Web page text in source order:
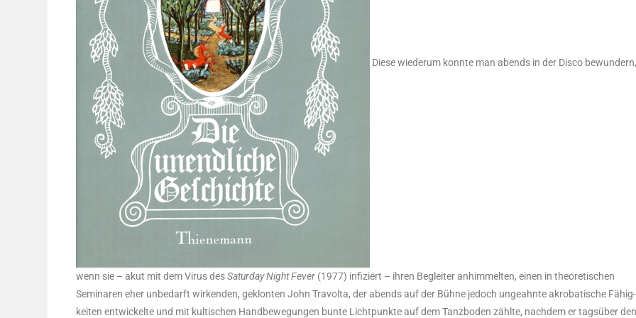
Die­se wie­der­um konn­te man abends in der Dis­co bewun­dern,
wenn sie – akut mit dem Virus desSatur­day Night Fever (1977) infi­ziert – ihren Beglei­ter anhim­mel­ten, einen in theo­re­ti­schen
Semi­na­ren eher unbe­darft wir­ken­den, geklon­ten John Tra­vol­ta, der abends auf der Büh­ne jedoch unge­ahn­te akro­ba­ti­sche Fähig­
kei­ten ent­wi­ckel­te und mit kul­ti­schen Hand­be­we­gun­gen bun­te Licht­punk­te auf dem Tanz­bo­den zähl­te, nach­dem er tags­über den